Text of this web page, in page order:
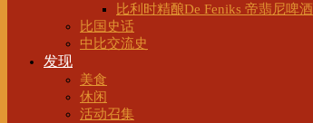
比利时精酿De Feniks 帝翡尼啤酒
比国史话
中比交流史
发现
美食
休闲
活动召集